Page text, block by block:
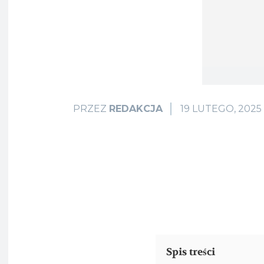
PRZEZ REDAKCJA 19 LUTEGO, 2025
Spis treści